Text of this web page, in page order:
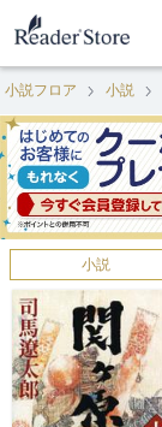
小説フロア 小説
小説